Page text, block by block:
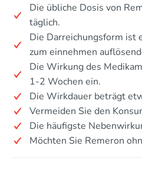
Die übliche Dosis von
täglich.
Die Darreichungsform ist
zum einnehmen
Die Wirkung des
1-2 Wochen ein.
Die Wirkdauer beträgt
Vermeiden Sie den
Die häufigste
Möchten Sie Remeron